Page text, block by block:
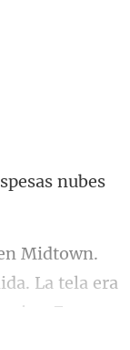
nube
La tela er